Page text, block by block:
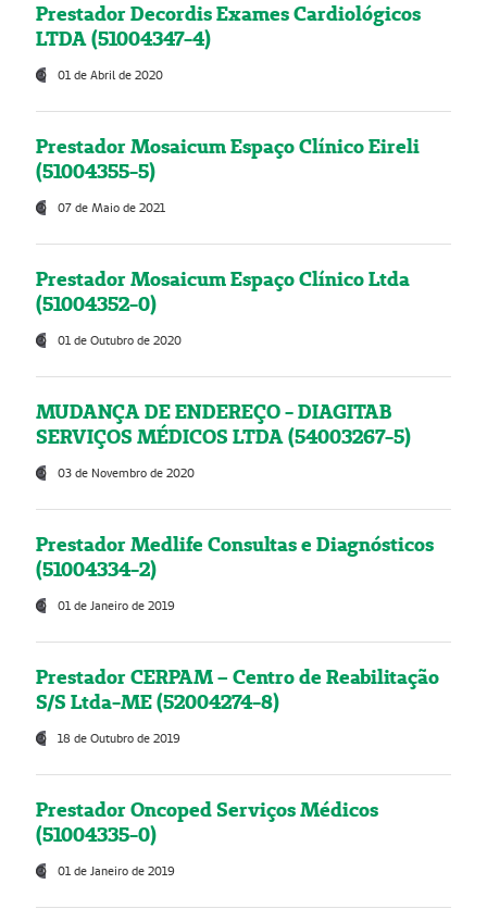
Prestador Decordis Exames Cardiológicos
LTDA (51004347-4)
01 de Abril de 2020
Prestador Mosaicum Espaço Clínico Eireli
(51004355-5)
07 de Maio de 2021
Prestador Mosaicum Espaço Clínico Ltda
(51004352-0)
01 de Outubro de 2020
MUDANÇA DE ENDEREÇO - DIAGITAB
SERVIÇOS MÉDICOS LTDA (54003267-5)
03 de Novembro de 2020
Prestador Medlife Consultas e Diagnósticos
(51004334-2)
01 de Janeiro de 2019
Prestador CERPAM – Centro de Reabilitação
S/S Ltda-ME (52004274-8)
18 de Outubro de 2019
Prestador Oncoped Serviços Médicos
(51004335-0)
01 de Janeiro de 2019